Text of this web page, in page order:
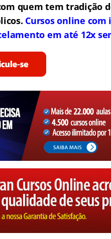
quem tem tradição
Cursos online
em até 12x